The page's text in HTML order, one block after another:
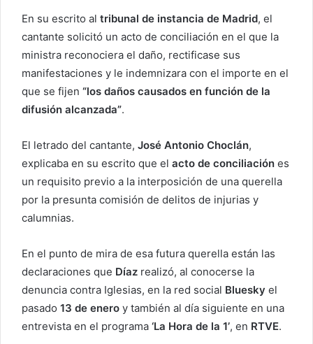
En su escrito al tribunal de instancia de Madrid, el
cantante solicitó un acto de conciliación en el que la
ministra reconociera el daño, rectificase sus
manifestaciones y le indemnizara con el importe en el
que se fijen “los daños causados en función de la
difusión alcanzada”.
El letrado del cantante, José Antonio Choclán,
explicaba en su escrito que el acto de conciliación es
un requisito previo a la interposición de una querella
por la presunta comisión de delitos de injurias y
calumnias.
En el punto de mira de esa futura querella están las
declaraciones que Díaz realizó, al conocerse la
denuncia contra Iglesias, en la red social Bluesky el
pasado 13 de enero y también al día siguiente en una
entrevista en el programa ‘La Hora de la 1’, en RTVE.